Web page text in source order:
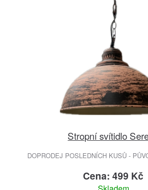
Stropní svítidlo
DOPRODEJ POSLEDNÍCH KUSŮ -
Cena: 499 Kč